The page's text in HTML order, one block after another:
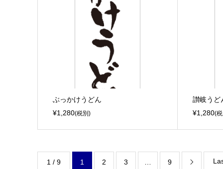
ぶっかけうどん
¥1,280(税別)
讃岐うど
¥1,280(
1 / 9 1 2 3 9 